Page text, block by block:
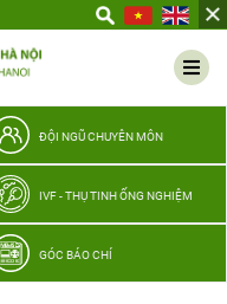
ĐỘI NGŨ CHUYÊN MÔN
IVF - THỤ TINH ỐNG NGHIỆM
GÓC BÁO CHÍ